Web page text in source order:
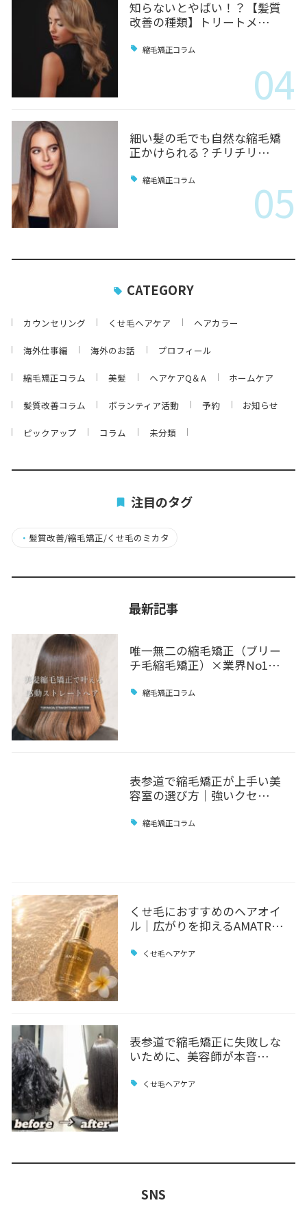
知らないとやばい！？【髪質
改善の種類】トリートメ…
縮毛矯正コラム
04
細い髪の毛でも自然な縮毛矯
正かけられる？チリチリ…
縮毛矯正コラム 05
CATEGORY
カウンセリング くせ毛ヘアケア ヘアカラー
海外仕事編 海外のお話 プロフィール
縮毛矯正コラム 美髪 ヘアケアQ＆A ホームケア
髪質改善コラム ボランティア活動 予約 お知らせ
ピックアップ コラム 未分類
注目のタグ
・ 髪質改善/縮毛矯正/くせ毛のミカタ
最新記事
唯一無二の縮毛矯正（ブリー
チ毛縮毛矯正）×業界No1…
縮毛矯正コラム
表参道で縮毛矯正が上手い美
容室の選び方｜強いクセ…
縮毛矯正コラム
くせ毛におすすめのヘアオイ
ル｜広がりを抑えるAMATR…
くせ毛ヘアケア
表参道で縮毛矯正に失敗しな
いために、美容師が本音…
くせ毛ヘアケア
SNS